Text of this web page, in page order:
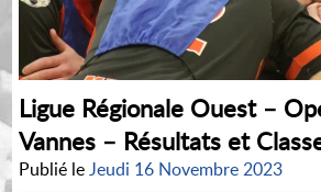
Ligue Régionale Ouest –
Vannes – Résultats et
Publié leJeudi 16 Novembre 2023